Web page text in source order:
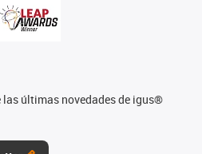
últimas novedades de igus®